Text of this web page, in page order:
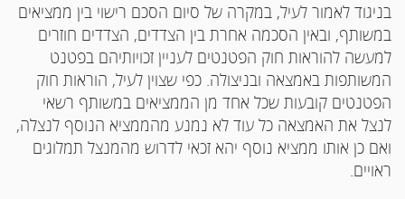
בניגוד לאמור לעיל, במקרה של סיום הסכם רישוי בין ממציאים
במשותף, ובאין הסכמה אחרת בין הצדדים, הצדדים חוזרים
למעשה להוראות חוק הפטנטים לעניין זכויותיהם בפטנט
המשותפות באמצאה ובניצולה. כפי שצוין לעיל, הוראות חוק
הפטנטים קובעות שכל אחד מן הממציאים במשותף רשאי
לנצל את האמצאה כל עוד לא נמנע מהממציא הנוסף לנצלה,
ואם כן אותו ממציא נוסף יהא זכאי לדרוש מהמנצל תמלוגים
ראויים.